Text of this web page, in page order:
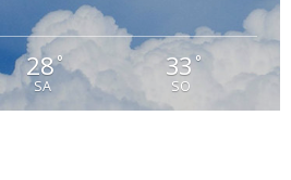
28°
SA
33°
SO